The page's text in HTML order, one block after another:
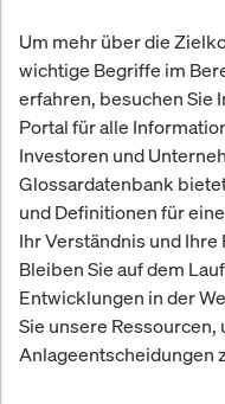
Um mehr über die
wichtige Begriffe im
erfahren, besuchen Sie
Portal für alle
Investoren und
Glossardatenbank
und Definitionen für
Ihr Verständnis und
Bleiben Sie auf dem
Entwicklungen in der
Sie unsere Ressourcen,
Anlageentscheidungen